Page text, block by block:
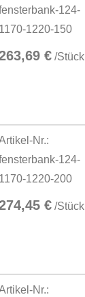
124-
1170-1220-150
€ /Stück
Nr.:
124-
1170-1220-200
€ /Stück
Nr.: